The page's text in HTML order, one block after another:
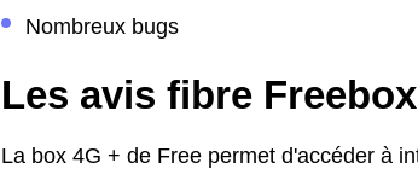
Nombreux bugs
Les avis fibre
La box 4G + de Free permet d'accéder à